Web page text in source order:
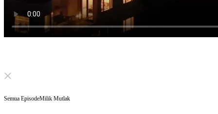
Click to unmute
Semua EpisodeMilik Mutlak